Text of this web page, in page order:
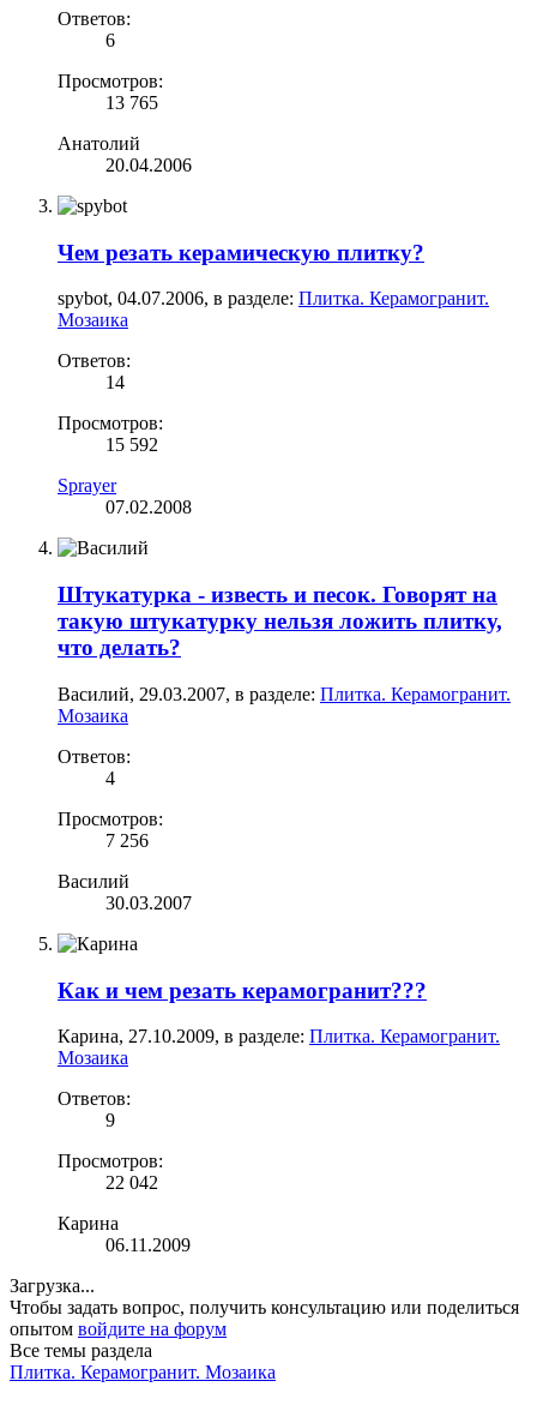
Ответов:
6
Просмотров:
13 765
Анатолий
20.04.2006
Чем резать керамическую плитку?
spybot, 04.07.2006, в разделе: Плитка. Керамогранит.
Мозаика
Ответов:
14
Просмотров:
15 592
Sprayer
07.02.2008
Штукатурка - известь и песок. Говорят на
такую штукатурку нельзя ложить плитку,
что делать?
Василий, 29.03.2007, в разделе: Плитка. Керамогранит.
Мозаика
Ответов:
4
Просмотров:
7 256
Василий
30.03.2007
Как и чем резать керамогранит???
Карина, 27.10.2009, в разделе: Плитка. Керамогранит.
Мозаика
Ответов:
9
Просмотров:
22 042
Карина
06.11.2009
Загрузка...
Чтобы задать вопрос, получить консультацию или поделиться
опытом войдите на форум
Все темы раздела
Плитка. Керамогранит. Мозаика